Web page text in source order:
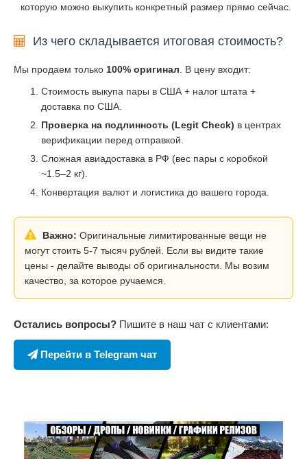
которую можно выкупить конкретный размер прямо сейчас.
Из чего складывается итоговая стоимость?
Мы продаем только 100% оригинал . В цену входит:
Стоимость выкупа пары в США + налог штата +
доставка по США.
Проверка на подлинность (Legit Check) в центрах
верификации перед отправкой.
Сложная авиадоставка в РФ (вес пары с коробкой
~1.5–2 кг).
Конвертация валют и логистика до вашего города.
Важно: Оригинальные лимитированные вещи не
могут стоить 5-7 тысяч рублей. Если вы видите такие
цены - делайте выводы об оригинальности. Мы возим
качество, за которое ручаемся.
Остались вопросы? Пишите в наш чат с клиентами:
Перейти в Telegram чат